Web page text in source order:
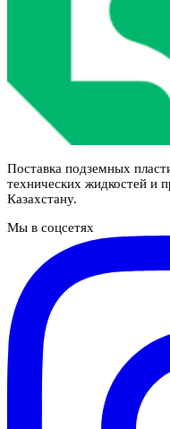
Поставка подземных
технических жидкостей и
Казахстану.
Мы в соцсетях